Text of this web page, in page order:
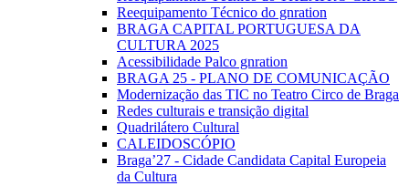
Reequipamento Técnico do gnration
BRAGA CAPITAL PORTUGUESA DA
CULTURA 2025
Acessibilidade Palco gnration
BRAGA 25 - PLANO DE COMUNICAÇÃO
Modernização das TIC no Teatro Circo de Braga
Redes culturais e transição digital
Quadrilátero Cultural
CALEIDOSCÓPIO
Braga’27 - Cidade Candidata Capital Europeia
da Cultura